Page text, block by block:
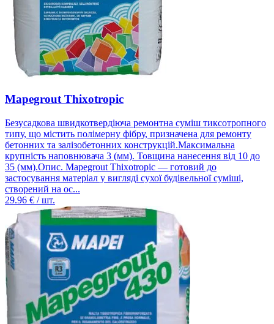
Mapegrout Thixotropic
Безусадкова швидкотвердіюча ремонтна суміш тиксотропного
типу, що містить полімерну фібру, призначена для ремонту
бетонних та залізобетонних конструкцій.Максимальна
крупність наповнювача 3 (мм). Товщина нанесення від 10 до
35 (мм).Опис. Mapegrout Thixotropic — готовий до
застосування матеріал у вигляді сухої будівельної суміші,
створений на ос...
29.96 € / шт.